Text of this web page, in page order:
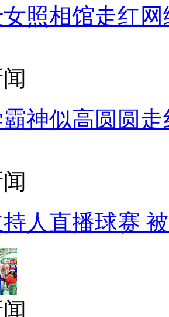
照相馆走红网
神似高圆圆走
人直播球赛